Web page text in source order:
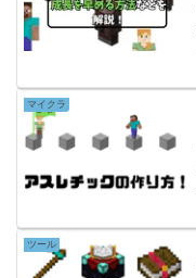
マイクラ
ツール